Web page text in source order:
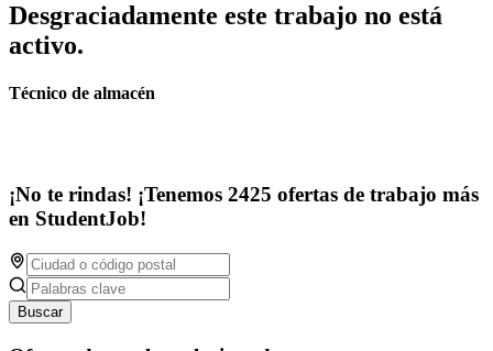
Desgraciadamente este trabajo no está
activo.
Técnico de almacén
¡No te rindas! ¡Tenemos 2425 ofertas de trabajo más
en StudentJob!
Buscar